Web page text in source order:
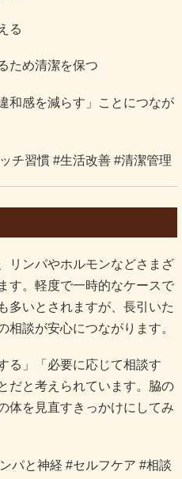
る
ため清潔を保つ
和感を減らす」ことにつなが
チ習慣 #生活改善 #清潔管理
リンパやホルモンなどさまざ
す。軽度で一時的なケースで
多いとされますが、長引いた
相談が安心につながります。
る」「必要に応じて相談す
だと考えられています。脇の
体を見直すきっかけにしてみ
パと神経 #セルフケア #相談